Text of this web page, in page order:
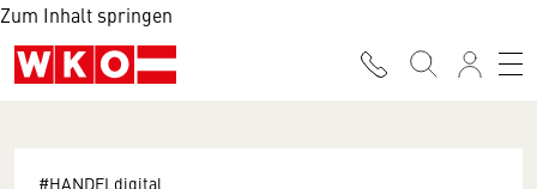
Zum Inhalt springen
#HANDELdigital